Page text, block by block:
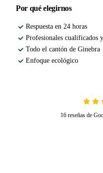
Por qué elegirnos
Respuesta en 24 horas
Profesionales cualificados
Todo el cantón de Ginebra
Enfoque ecológico
16 reseñas de